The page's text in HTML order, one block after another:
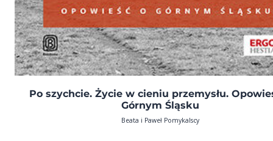
Po szychcie. Życie w cieniu przemysłu.
Górnym Śląsku
Beata i Paweł Pomykalscy